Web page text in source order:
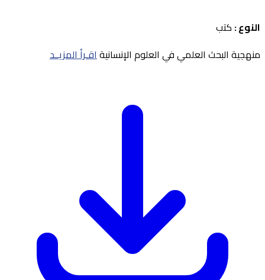
النوع : كتب
منهجية البحث العلمي في العلوم الإنسانيةاقـرأ المزيــد